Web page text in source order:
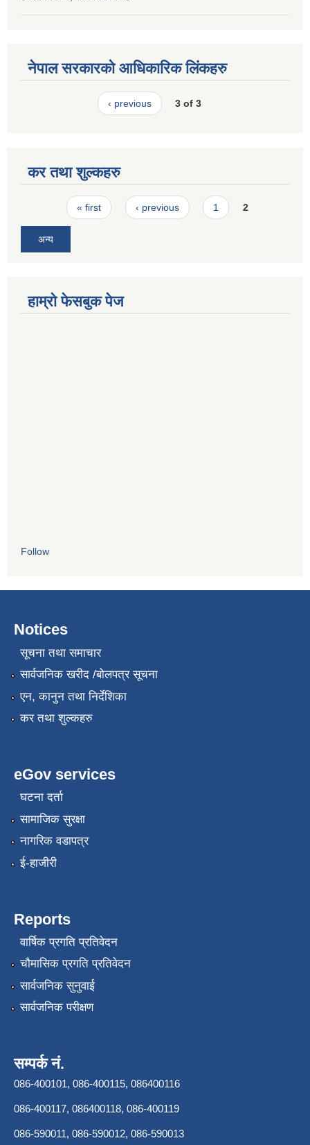
नेपाल सरकारको आधिकारिक लिंकहरु
‹ previous 3 of 3
कर तथा शुल्कहरु
Pages« first ‹ previous 1 2
अन्य
हाम्रो फेसबुक पेज
Follow
Notices
सूचना तथा समाचार
सार्वजनिक खरीद /बोलपत्र सूचना
एन, कानुन तथा निर्देशिका
कर तथा शुल्कहरु
eGov services
घटना दर्ता
सामाजिक सुरक्षा
नागरिक वडापत्र
ई-हाजीरी
Reports
वार्षिक प्रगति प्रतिवेदन
चौमासिक प्रगति प्रतिवेदन
सार्वजनिक सुनुवाई
सार्वजनिक परीक्षण
सम्पर्क नं.
086-400101, 086-400115, 086400116
086-400117, 086400118, 086-400119
086-590011, 086-590012, 086-590013